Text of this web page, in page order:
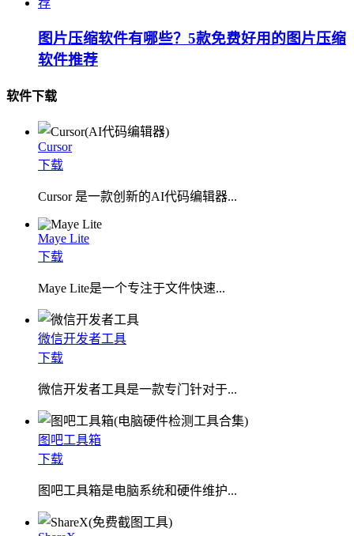
图片压缩软件有哪些？5款免费好用的图片压缩
软件推荐
软件下载
Cursor
下载
Cursor 是一款创新的AI代码编辑器...
Maye Lite
下载
​Maye Lite是一个专注于文件快速...
微信开发者工具
下载
微信开发者工具是一款专门针对于...
图吧工具箱
下载
图吧工具箱是电脑系统和硬件维护...